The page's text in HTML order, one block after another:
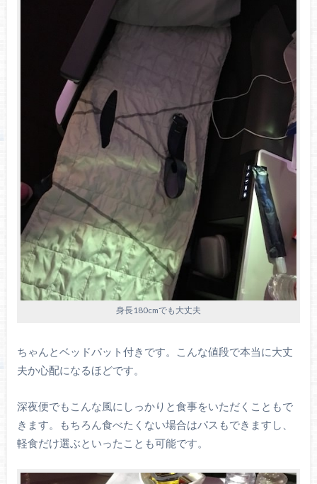
身長180cmでも大丈夫
ちゃんとベッドパット付きです。こんな値段で本当に大丈
夫か心配になるほどです。
深夜便でもこんな風にしっかりと食事をいただくこともで
きます。もちろん食べたくない場合はパスもできますし、
軽食だけ選ぶといったことも可能です。